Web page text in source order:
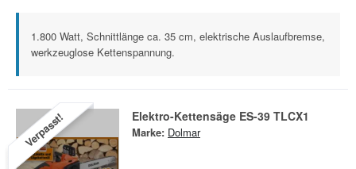
1.800 Watt, Schnittlänge ca. 35 cm, elektrische Auslaufbremse,
werkzeuglose Kettenspannung.
Verpasst! Elektro-Kettensäge ES-39 TLCX1
Marke: Dolmar